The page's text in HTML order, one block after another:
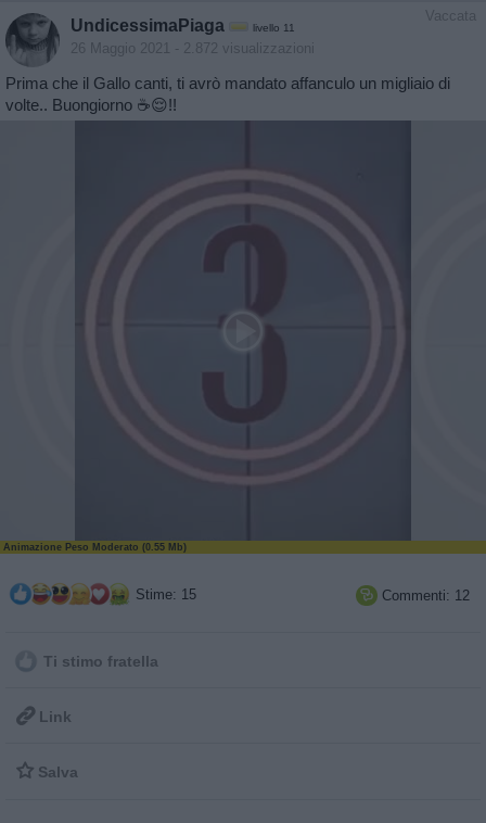
Vaccata
UndicessimaPiaga livello 11
26 Maggio 2021 - 2.872 visualizzazioni
Prima che il Gallo canti, ti avrò mandato affanculo un migliaio di
volte.. Buongiorno ☕😌!!
Animazione Peso Moderato (0.55 Mb)
Stime: 15  Commenti: 12
Ti stimo fratella
 Link
 Salva